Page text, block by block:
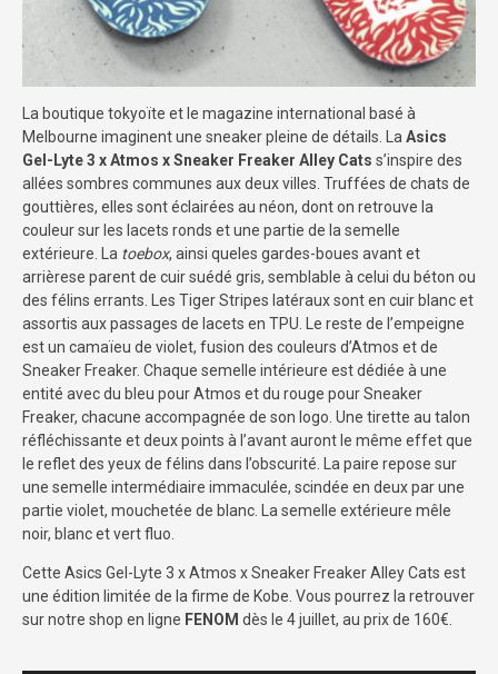
La boutique tokyoïte et le magazine international basé à
Melbourne imaginent une sneaker pleine de détails. La Asics
Gel-Lyte 3 x Atmos x Sneaker Freaker Alley Cats s’inspire des
allées sombres communes aux deux villes. Truffées de chats de
gouttières, elles sont éclairées au néon, dont on retrouve la
couleur sur les lacets ronds et une partie de la semelle
extérieure. La toebox, ainsi queles gardes-boues avant et
arrièrese parent de cuir suédé gris, semblable à celui du béton ou
des félins errants. Les Tiger Stripes latéraux sont en cuir blanc et
assortis aux passages de lacets en TPU. Le reste de l’empeigne
est un camaïeu de violet, fusion des couleurs d’Atmos et de
Sneaker Freaker. Chaque semelle intérieure est dédiée à une
entité avec du bleu pour Atmos et du rouge pour Sneaker
Freaker, chacune accompagnée de son logo. Une tirette au talon
réfléchissante et deux points à l’avant auront le même effet que
le reflet des yeux de félins dans l’obscurité. La paire repose sur
une semelle intermédiaire immaculée, scindée en deux par une
partie violet, mouchetée de blanc. La semelle extérieure mêle
noir, blanc et vert fluo.
Cette Asics Gel-Lyte 3 x Atmos x Sneaker Freaker Alley Cats est
une édition limitée de la firme de Kobe. Vous pourrez la retrouver
sur notre shop en ligne FENOM dès le 4 juillet, au prix de 160€.